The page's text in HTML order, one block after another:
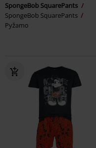
SpongeBob SquarePants
SpongeBob SquarePants
Pyžamo